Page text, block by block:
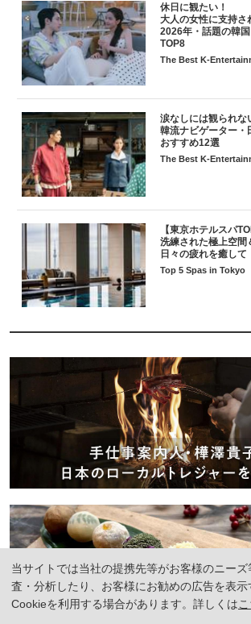
休日に観たい！
大人の女性に支持さ
2026年・話題の韓
TOP8
The Best K-
涙なしには観られな
韓流ナビゲーター・
おすすめ12選
The Best K-
【東京ホテルスパ
洗練された極上空間
日々の疲れを癒して
Top 5 Spas in Tokyo
当サイトでは当社の提携先等がお客様のニーズ
査・分析したり、お客様にお勧めの広告を表示
Cookieを利用する場合があります。詳しくは